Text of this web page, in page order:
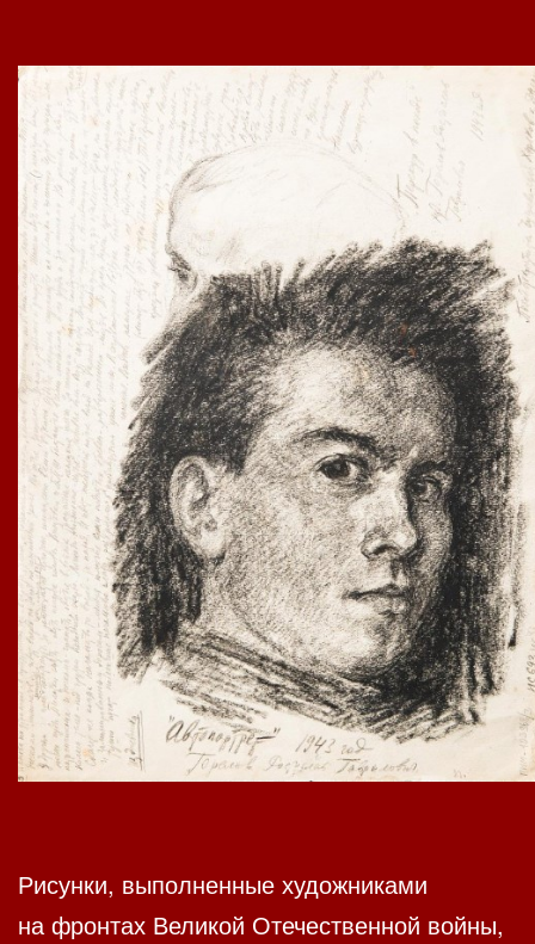
Рисунки, выполненные художниками
на фронтах Великой Отечественной войны,